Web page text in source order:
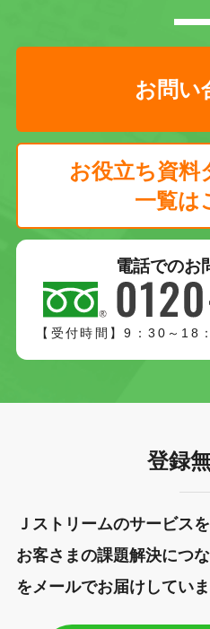
お問い
お役立ち資料
一覧は
電話でのお
【受付時間】9：30～18
登録
Ｊストリームのサービス
お客さまの課題解決につ
をメールでお届けしていま